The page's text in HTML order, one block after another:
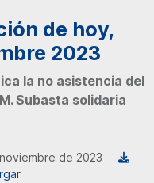
de hoy,
2023
la no asistencia del
Subasta solidaria
de 2023